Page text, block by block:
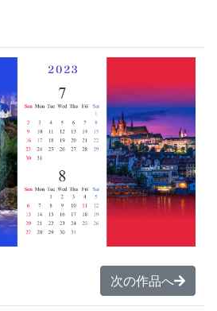
次の作品へ